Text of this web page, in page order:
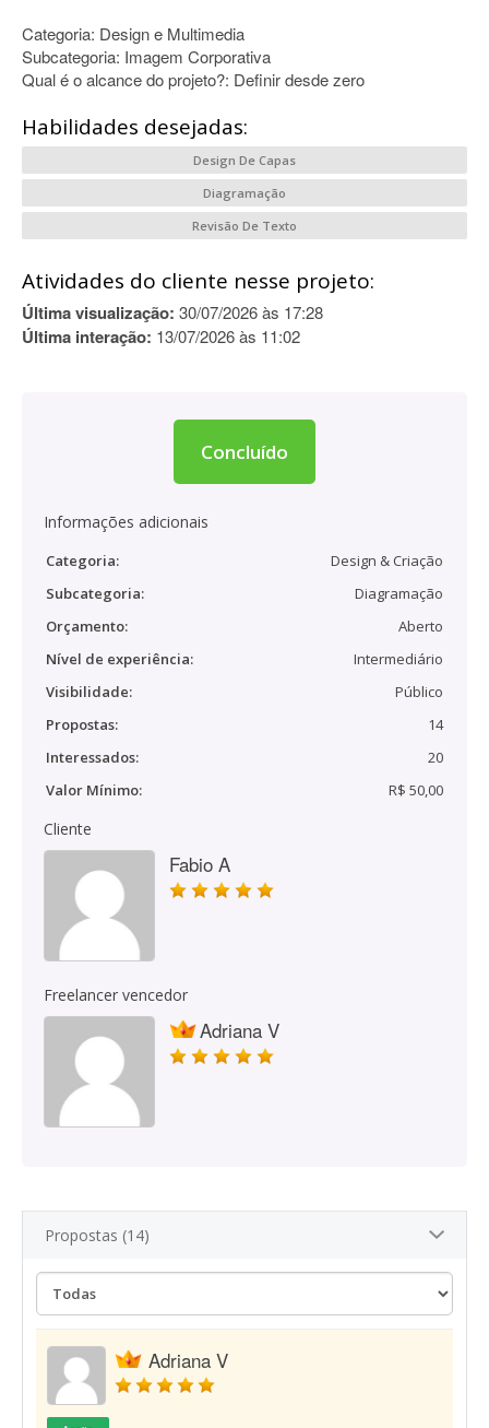
Categoria: Design e Multimedia
Subcategoria: Imagem Corporativa
Qual é o alcance do projeto?: Definir desde zero
Habilidades desejadas:
Design De Capas
Diagramação
Revisão De Texto
Atividades do cliente nesse projeto:
Última visualização: 30/07/2026 às 17:28
Última interação: 13/07/2026 às 11:02
Concluído
Informações adicionais
Categoria:
Design & Criação
Subcategoria:
Diagramação
Orçamento:
Aberto
Nível de experiência:
Intermediário
Visibilidade:
Público
Propostas:
14
Interessados:
20
Valor Mínimo:
R$ 50,00
Cliente
Fabio A
Freelancer vencedor
Adriana V
Propostas (14)
Adriana V